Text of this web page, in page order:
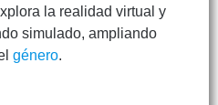
la realidad virtual y
simulado, ampliando
género.